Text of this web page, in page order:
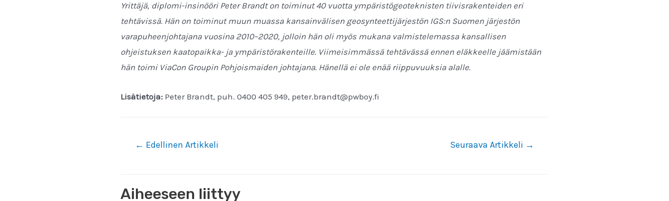
Yrittäjä, diplomi-insinööri Peter Brandt on toiminut 40 vuotta ympäristögeoteknisten tiivisrakenteiden eri
tehtävissä. Hän on toiminut muun muassa kansainvälisen geosynteettijärjestön IGS:n Suomen järjestön
varapuheenjohtajana vuosina 2010–2020, jolloin hän oli myös mukana valmistelemassa kansallisen
ohjeistuksen kaatopaikka- ja ympäristörakenteille. Viimeisimmässä tehtävässä ennen eläkkeelle jäämistään
hän toimi ViaCon Groupin Pohjoismaiden johtajana. Hänellä ei ole enää riippuvuuksia alalle.
Lisätietoja: Peter Brandt, puh. 0400 405 949, peter.brandt@pwboy.fi
Artikkelien
← Edellinen Artikkeli Seuraava Artikkeli →
Aiheeseen liittyy